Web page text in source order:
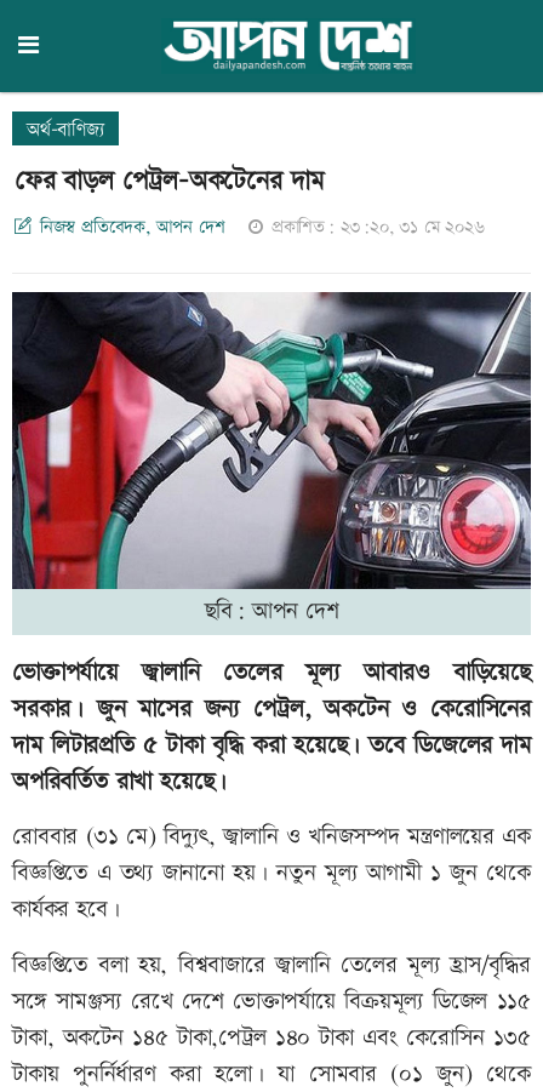
অর্থ-বাণিজ্য
ফের বাড়ল পেট্রল-অকটেনের দাম
নিজস্ব প্রতিবেদক, আপন দেশ প্রকাশিত: ২৩:২০, ৩১ মে ২০২৬
ছবি: আপন দেশ
ভোক্তাপর্যায়ে জ্বালানি তেলের মূল্য আবারও বাড়িয়েছে
সরকার। জুন মাসের জন্য পেট্রল, অকটেন ও কেরোসিনের
দাম লিটারপ্রতি ৫ টাকা বৃদ্ধি করা হয়েছে। তবে ডিজেলের দাম
অপরিবর্তিত রাখা হয়েছে।
রোববার (৩১ মে) বিদ্যুৎ, জ্বালানি ও খনিজসম্পদ মন্ত্রণালয়ের এক
বিজ্ঞপ্তিতে এ তথ্য জানানো হয়। নতুন মূল্য আগামী ১ জুন থেকে
কার্যকর হবে।
বিজ্ঞপ্তিতে বলা হয়, বিশ্ববাজারে জ্বালানি তেলের মূল্য হ্রাস/বৃদ্ধির
সঙ্গে সামঞ্জস্য রেখে দেশে ভোক্তাপর্যায়ে বিক্রয়মূল্য ডিজেল ১১৫
টাকা, অকটেন ১৪৫ টাকা,পেট্রল ১৪০ টাকা এবং কেরোসিন ১৩৫
টাকায় পুনর্নির্ধারণ করা হলো। যা সোমবার (০১ জুন) থেকে